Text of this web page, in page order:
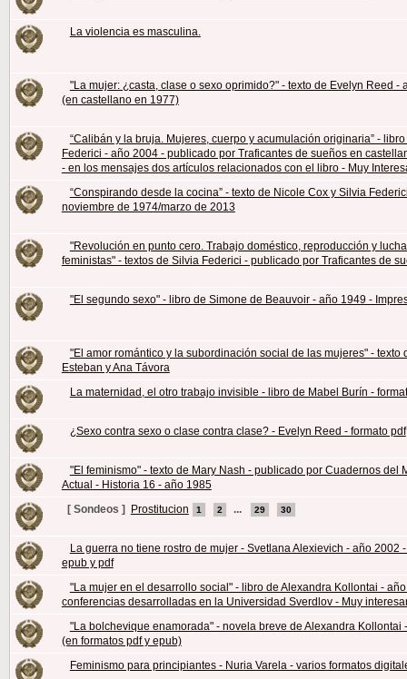
La violencia es masculina.
"La mujer: ¿casta, clase o sexo oprimido?" - texto de Evelyn Reed -
(en castellano en 1977)
“Calibán y la bruja. Mujeres, cuerpo y acumulación originaria” -
Federici - año 2004 - publicado por Traficantes de sueños en
- en los mensajes dos artículos relacionados con el libro - Muy
“Conspirando desde la cocina” - texto de Nicole Cox y Silvia
noviembre de 1974/marzo de 2013
"Revolución en punto cero. Trabajo doméstico, reproducción y
feministas" - textos de Silvia Federici - publicado por Traficantes de
"El segundo sexo" - libro de Simone de Beauvoir - año 1949 -
"El amor romántico y la subordinación social de las mujeres" - texto
Esteban y Ana Távora
La maternidad, el otro trabajo invisible - libro de Mabel Burín -
¿Sexo contra sexo o clase contra clase? - Evelyn Reed - formato pdf
"El feminismo" - texto de Mary Nash - publicado por Cuadernos del
Actual - Historia 16 - año 1985
[ Sondeos ] Prostitucion 1 2 ... 29 30
La guerra no tiene rostro de mujer - Svetlana Alexievich - año 2002
epub y pdf
"La mujer en el desarrollo social" - libro de Alexandra Kollontai -
conferencias desarrolladas en la Universidad Sverdlov - Muy
"La bolchevique enamorada" - novela breve de Alexandra Kollontai
(en formatos pdf y epub)
Feminismo para principiantes - Nuria Varela - varios formatos